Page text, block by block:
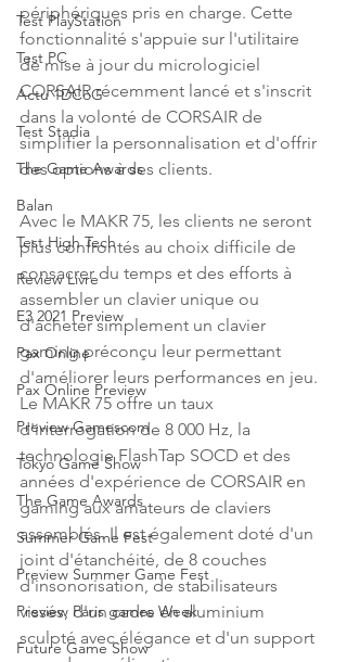
Test PlayStation
Test PC
Actu 1DCoG
Test Stadia
The Game Awards
Balan
Test High Tech
Review Livre
E3 2021 Preview
Pax Online
Pax Online Preview
Preview Gamescom
Tokyo Game Show
The Game Awards
Summer Game Fest
Preview Summer Game Fest
Preview Paris games Week
Future Game Show
périphériques pris en charge. Cette
fonctionnalité s'appuie sur l'utilitaire
de mise à jour du micrologiciel
CORSAIR récemment lancé et s'inscrit
dans la volonté de CORSAIR de
simplifier la personnalisation et d'offrir
des options à ses clients.
Avec le MAKR 75, les clients ne seront
plus confrontés au choix difficile de
consacrer du temps et des efforts à
assembler un clavier unique ou
d'acheter simplement un clavier
gaming préconçu leur permettant
d'améliorer leurs performances en jeu.
Le MAKR 75 offre un taux
d'interrogation de 8 000 Hz, la
technologie FlashTap SOCD et des
années d'expérience de CORSAIR en
gaming aux amateurs de claviers
assemblés. Il est également doté d'un
joint d'étanchéité, de 8 couches
d'insonorisation, de stabilisateurs
vissés, d'un cadre en aluminium
sculpté avec élégance et d'un support